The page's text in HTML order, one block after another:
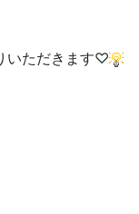
いただきます♡